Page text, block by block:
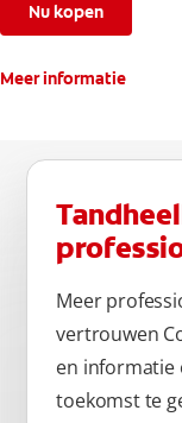
Nu kopen
Meer informatie
Meer
vertrouwen
en informatie
toekomst te